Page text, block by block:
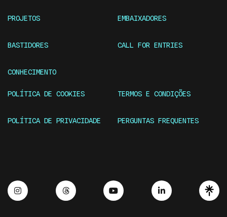
PROJETOS
BASTIDORES
CONHECIMENTO
EMBAIXADORES
CALL FOR ENTRIES
POLÍTICA DE COOKIES
POLÍTICA DE PRIVACIDADE
TERMOS E CONDIÇÕES
PERGUNTAS FREQUENTES
Instagram Threads Youtube Linkedin